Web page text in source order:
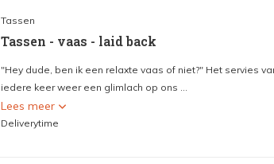
Tassen
Tassen - vaas - laid back
"Hey dude, ben ik een relaxte vaas of niet?" Het servies
iedere keer weer een glimlach op ons ...
Lees meer
Deliverytime